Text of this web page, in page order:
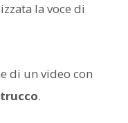
la voce di
di un video con
trucco.